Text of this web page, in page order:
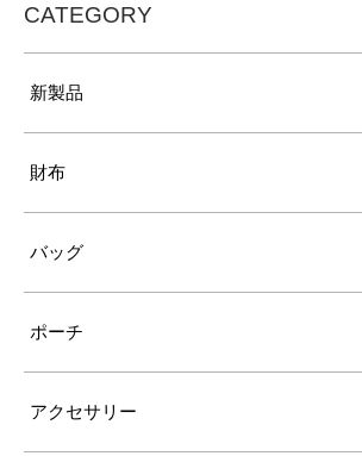
CATEGORY
新製品
財布
バッグ
ポーチ
アクセサリー